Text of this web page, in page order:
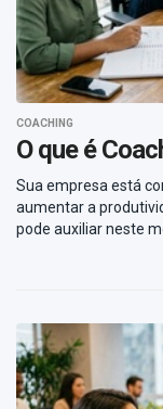
COACHING
O que é
Sua empresa está
aumentar a
pode auxiliar neste